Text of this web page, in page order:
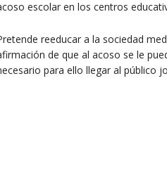
escolar en los centros
reeducar a la sociedad
de que al acoso se le
para ello llegar al público